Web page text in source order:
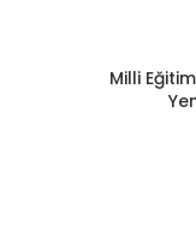
Milli